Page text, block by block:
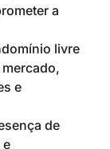
a
livre
e
de
e